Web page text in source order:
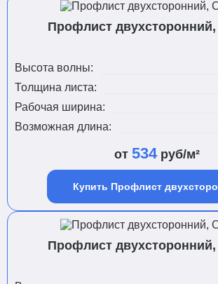
Профлист двухсторонний,
Высота волны:
Толщина листа:
Рабочая ширина:
Возможная длина:
от 534руб/м²
Купить Профлист
Профлист двухсторонний,